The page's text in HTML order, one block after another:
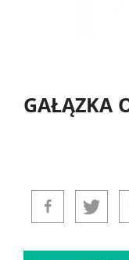
GAŁĄZKA